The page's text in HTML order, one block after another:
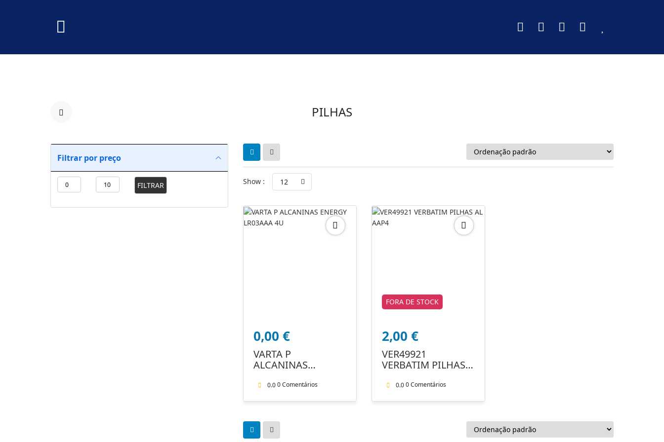
PILHAS
Filtrar por preço
FILTRAR Show : 12
0,00 €
VARTA P
ALCANINAS
4U
0.00 Comentários
FORA DE STOCK
2,00 €
VER49921
VERBATIM PILHAS
0.00 Comentários